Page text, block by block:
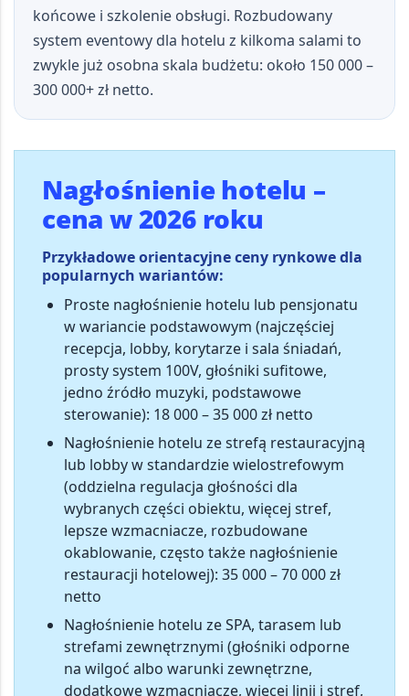
końcowe i szkolenie obsługi. Rozbudowany
system eventowy dla hotelu z kilkoma salami to
zwykle już osobna skala budżetu: około 150 000 –
300 000+ zł netto.
Nagłośnienie hotelu –
cena w 2026 roku
Przykładowe orientacyjne ceny rynkowe dla
popularnych wariantów:
Proste nagłośnienie hotelu lub pensjonatu
w wariancie podstawowym (najczęściej
recepcja, lobby, korytarze i sala śniadań,
prosty system 100V, głośniki sufitowe,
jedno źródło muzyki, podstawowe
sterowanie): 18 000 – 35 000 zł netto
Nagłośnienie hotelu ze strefą restauracyjną
lub lobby w standardzie wielostrefowym
(oddzielna regulacja głośności dla
wybranych części obiektu, więcej stref,
lepsze wzmacniacze, rozbudowane
okablowanie, często także nagłośnienie
restauracji hotelowej): 35 000 – 70 000 zł
netto
Nagłośnienie hotelu ze SPA, tarasem lub
strefami zewnętrznymi (głośniki odporne
na wilgoć albo warunki zewnętrzne,
dodatkowe wzmacniacze, więcej linii i stref,